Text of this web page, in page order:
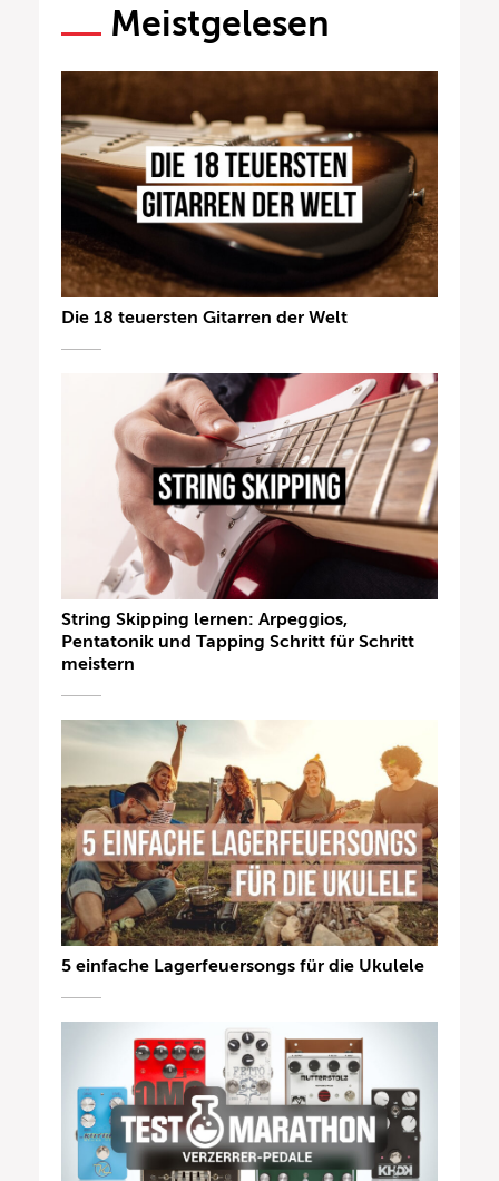
Meistgelesen
Die 18 teuersten Gitarren der Welt
String Skipping lernen: Arpeggios,
Pentatonik und Tapping Schritt für Schritt
meistern
5 einfache Lagerfeuersongs für die Ukulele